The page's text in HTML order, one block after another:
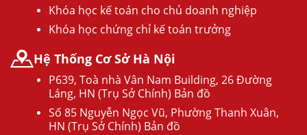
Khóa học kế toán cho chủ doanh nghiệp
Khóa học chứng chỉ kế toán trưởng
Hệ Thống Cơ Sở Hà Nội
P639, Toà nhà Vân Nam Building, 26 Đường
Láng, HN (Trụ Sở Chính) Bản đồ
Số 85 Nguyễn Ngọc Vũ, Phường Thanh Xuân,
HN (Trụ Sở Chính) Bản đồ